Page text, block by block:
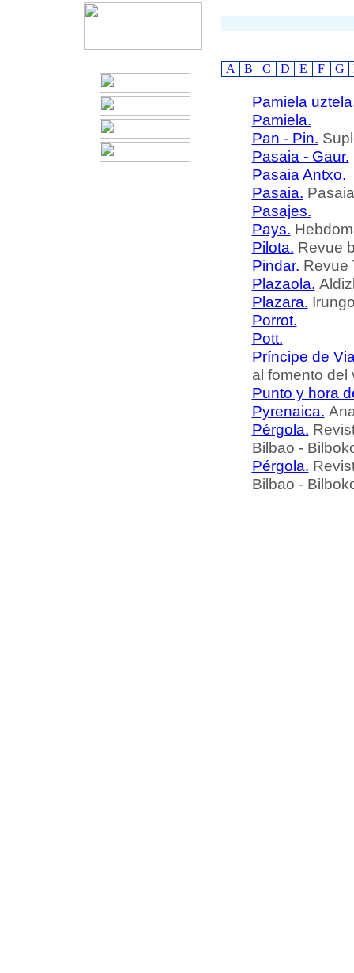
A B C D E F G
Pamiela
Pamiela.
Pan - Pin.
Pasaia - Gaur.
Pasaia Antxo.
Pasaia.
Pasajes.
Pays.
Pilota. Revue
Pindar. Revue
Plazaola.
Plazara.
Porrot.
Pott.
Príncipe de
al fomento del
Punto y hora
Pyrenaica.
Pérgola.
Bilbao -
Pérgola.
Bilbao -